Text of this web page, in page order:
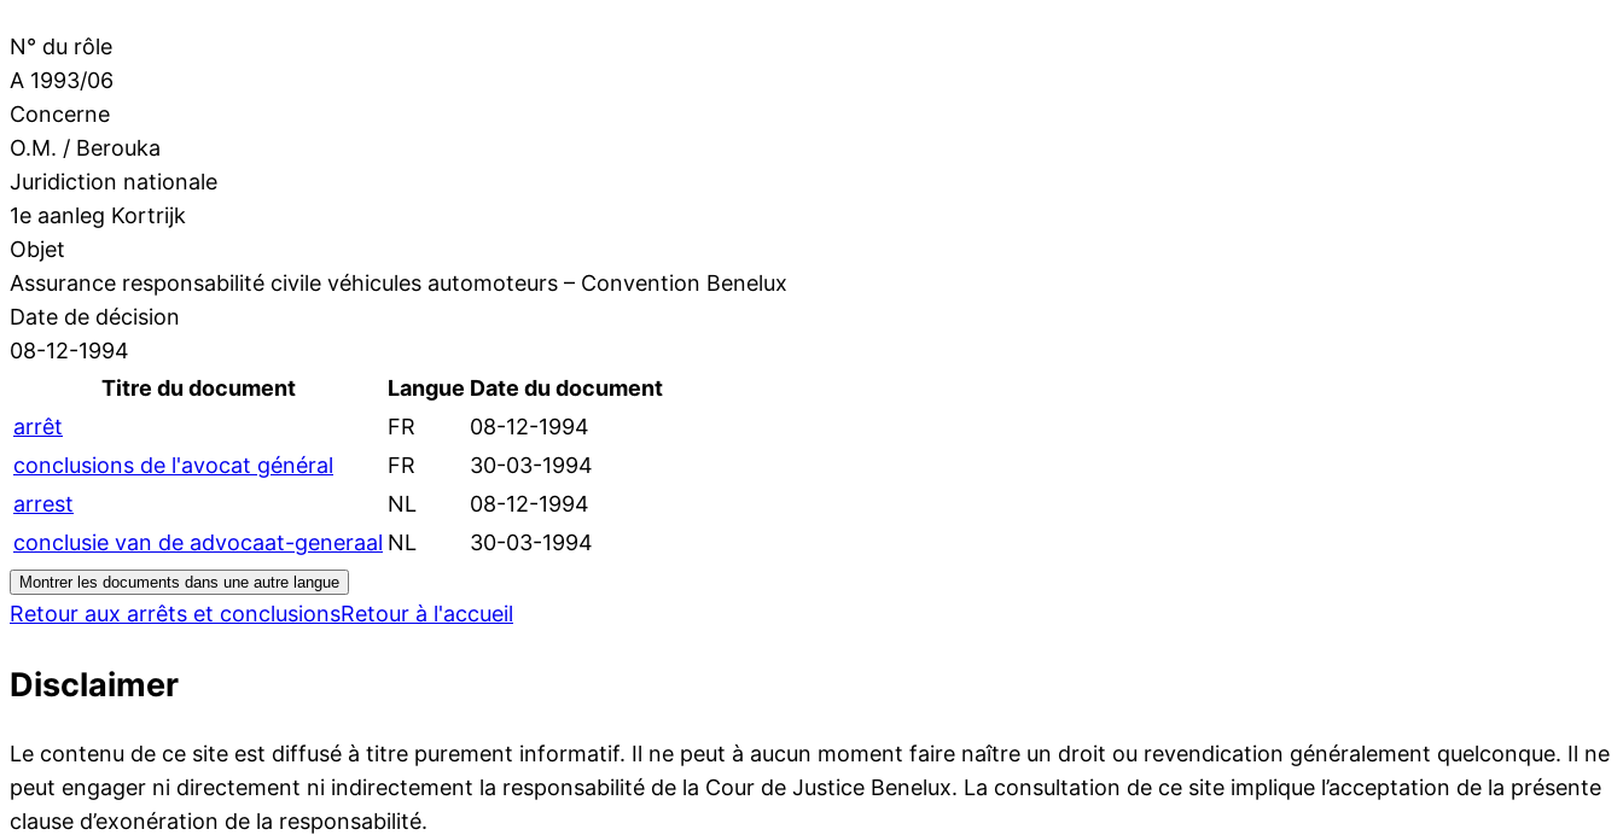
N° du rôle
A 1993/06
Concerne
O.M. / Berouka
Juridiction nationale
1e aanleg Kortrijk
Objet
Assurance responsabilité civile véhicules automoteurs – Convention Benelux
Date de décision
08-12-1994
Titre du document
Langue Date du document
arrêt
FR
08-12-1994
conclusions de l'avocat général
FR
30-03-1994
arrest
NL
08-12-1994
conclusie van de advocaat-generaal NL 30-03-1994
Montrer les documents dans une autre langue
Retour aux arrêts et conclusionsRetour à l'accueil
Disclaimer
Le contenu de ce site est diffusé à titre purement informatif. Il ne peut à aucun moment faire naître un droit ou revendication généralement quelconque. Il ne
peut engager ni directement ni indirectement la responsabilité de la Cour de Justice Benelux. La consultation de ce site implique l’acceptation de la présente
clause d’exonération de la responsabilité.